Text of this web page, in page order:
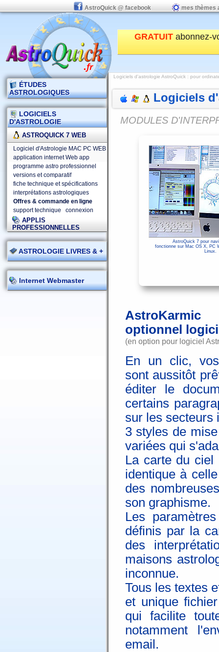
AstroQuick @ facebook mes thèmes
GRATUITabonnez-
ÉTUDES
ASTROLOGIQUES
LOGICIELS
D'ASTROLOGIE
ASTROQUICK 7 WEB
Logiciel d'Astrologie MAC PC WEB
application internet Web app
programme astro professionnel
versions et comparatif
fiche technique et spécifications
interprétations astrologiques
Offres & commande en ligne
support technique
connexion
APPLIS
PROFESSIONNELLES
ASTROLOGIE LIVRES & +
Internet Webmaster
Logiciels d'astrologie AstroQuick : pour
Logiciels
MODULES
AstroQuick 7 pour
fonctionne sur Mac OS X, PC
Linux.
optionnel
(en option pour logiciel
En un clic, vos
sont aussitôt
éditer le
certains
sur les secteurs
3 styles de
variées qui
La carte du ciel
identique à
des
son graphisme.
Les
définis par la
des
maisons
inconnue.
Tous les textes
et unique
qui facilite
notamment
email.